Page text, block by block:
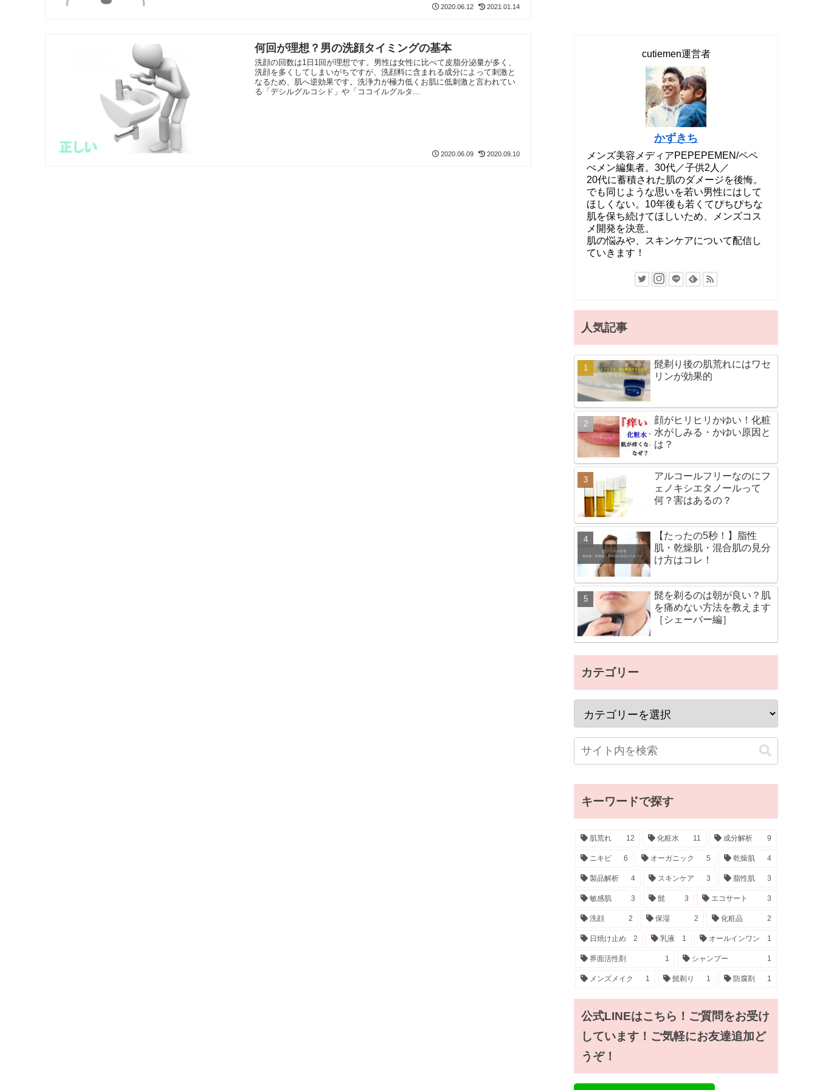
2020.06.12 2021.01.14
何回が理想？男の洗顔タイミングの基本
洗顔の回数は1日1回が理想です。男性は女性に比べて皮脂分泌量が多く、
洗顔を多くしてしまいがちですが、洗顔料に含まれる成分によって刺激と
なるため、肌へ逆効果です。洗浄力が極力低くお肌に低刺激と言われてい
る「デシルグルコシド」や「ココイルグルタ...
2020.06.09 2020.09.10
cutiemen運営者
かずきち
メンズ美容メディアPEPEPEMEN/ペペ
ぺメン編集者。30代／子供2人／
20代に蓄積された肌のダメージを後悔。
でも同じような思いを若い男性にはして
ほしくない。10年後も若くてぴちぴちな
肌を保ち続けてほしいため、メンズコス
メ開発を決意。
肌の悩みや、スキンケアについて配信し
ていきます！
人気記事
髭剃り後の肌荒れにはワセ
リンが効果的
顔がヒリヒリかゆい！化粧
水がしみる・かゆい原因と
は？
アルコールフリーなのにフ
ェノキシエタノールって
何？害はあるの？
【たったの5秒！】脂性
肌・乾燥肌・混合肌の見分
け方はコレ！
髭を剃るのは朝が良い？肌
を痛めない方法を教えます
［シェーバー編］
カテゴリー
キーワードで探す
肌荒れ 12 化粧水 11 成分解析 9
ニキビ 6 オーガニック 5 乾燥肌 4
製品解析 4 スキンケア 3 脂性肌 3
敏感肌 3 髭 3 エコサート 3
洗顔 2 保湿 2 化粧品 2
日焼け止め 2 乳液 1 オールインワン 1
界面活性剤 1 シャンプー 1
メンズメイク 1 髭剃り 1 防腐剤 1
公式LINEはこちら！ご質問をお受け
しています！ご気軽にお友達追加ど
うぞ！